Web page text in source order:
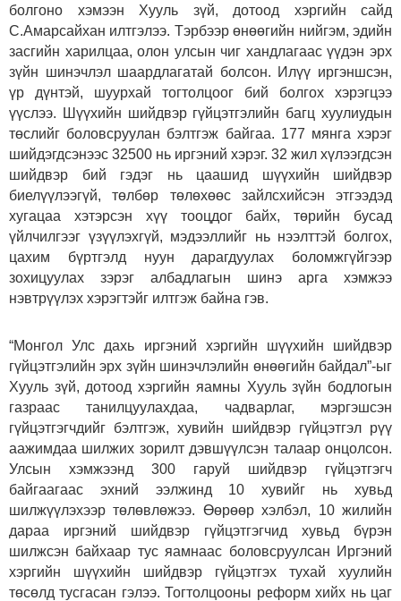
болгоно хэмээн Хууль зүй, дотоод хэргийн сайд
С.Амарсайхан илтгэлээ. Тэрбээр өнөөгийн нийгэм, эдийн
засгийн харилцаа, олон улсын чиг хандлагаас үүдэн эрх
зүйн шинэчлэл шаардлагатай болсон. Илүү иргэншсэн,
үр дүнтэй, шуурхай тогтолцоог бий болгох хэрэгцээ
үүслээ. Шүүхийн шийдвэр гүйцэтгэлийн багц хуулиудын
төслийг боловсруулан бэлтгэж байгаа. 177 мянга хэрэг
шийдэгдсэнээс 32500 нь иргэний хэрэг. 32 жил хүлээгдсэн
шийдвэр бий гэдэг нь цаашид шүүхийн шийдвэр
биелүүлээгүй, төлбөр төлөхөөс зайлсхийсэн этгээдэд
хугацаа хэтэрсэн хүү тооцдог байх, төрийн бусад
үйлчилгээг үзүүлэхгүй, мэдээллийг нь нээлттэй болгох,
цахим бүртгэлд нуун дарагдуулах боломжгүйгээр
зохицуулах зэрэг албадлагын шинэ арга хэмжээ
нэвтрүүлэх хэрэгтэйг илтгэж байна гэв.
“Монгол Улс дахь иргэний хэргийн шүүхийн шийдвэр
гүйцэтгэлийн эрх зүйн шинэчлэлийн өнөөгийн байдал”-ыг
Хууль зүй, дотоод хэргийн яамны Хууль зүйн бодлогын
газраас танилцуулахдаа, чадварлаг, мэргэшсэн
гүйцэтгэгчдийг бэлтгэж, хувийн шийдвэр гүйцэтгэл рүү
аажимдаа шилжих зорилт дэвшүүлсэн талаар онцолсон.
Улсын хэмжээнд 300 гаруй шийдвэр гүйцэтгэгч
байгаагаас эхний ээлжинд 10 хувийг нь хувьд
шилжүүлэхээр төлөвлөжээ. Өөрөөр хэлбэл, 10 жилийн
дараа иргэний шийдвэр гүйцэтгэгчид хувьд бүрэн
шилжсэн байхаар тус яамнаас боловсруулсан Иргэний
хэргийн шүүхийн шийдвэр гүйцэтгэх тухай хуулийн
төсөлд тусгасан гэлээ. Тогтолцооны реформ хийх нь цаг